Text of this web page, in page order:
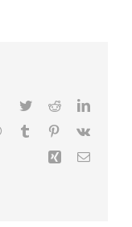
Facebook
TwitterReddit
WhatsApp
TumblrPinterest
Vk
Xing Correo